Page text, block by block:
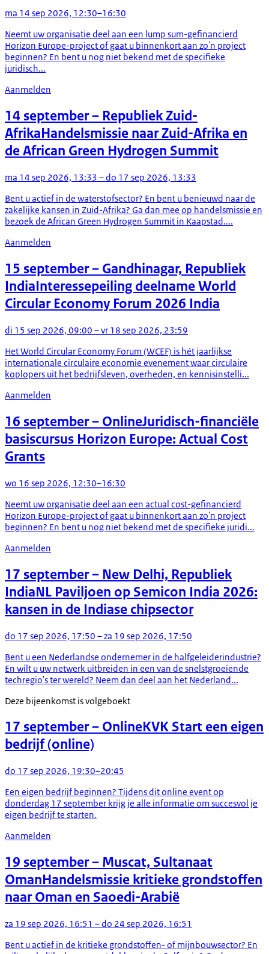
ma 14 sep 2026, 12:30–16:30
Neemt uw organisatie deel aan een lump sum-gefinancierd
Horizon Europe-project of gaat u binnenkort aan zo'n project
beginnen? En bent u nog niet bekend met de specifieke
juridisch...
Aanmelden
14 september– Republiek Zuid-
AfrikaHandelsmissie naar Zuid-Afrika en
de African Green Hydrogen Summit
ma 14 sep 2026, 13:33 – do 17 sep 2026, 13:33
Bent u actief in de waterstofsector? En bent u benieuwd naar de
zakelijke kansen in Zuid-Afrika? Ga dan mee op handelsmissie en
bezoek de African Green Hydrogen Summit in Kaapstad....
Aanmelden
15 september– Gandhinagar, Republiek
IndiaInteressepeiling deelname World
Circular Economy Forum 2026 India
di 15 sep 2026, 09:00 – vr 18 sep 2026, 23:59
Het World Circular Economy Forum (WCEF) is hét jaarlijkse
internationale circulaire economie evenement waar circulaire
koplopers uit het bedrijfsleven, overheden, en kennisinstelli...
Aanmelden
16 september– OnlineJuridisch-financiële
basiscursus Horizon Europe: Actual Cost
Grants
wo 16 sep 2026, 12:30–16:30
Neemt uw organisatie deel aan een actual cost-gefinancierd
Horizon Europe-project of gaat u binnenkort aan zo'n project
beginnen? En bent u nog niet bekend met de specifieke juridi...
Aanmelden
17 september– New Delhi, Republiek
IndiaNL Paviljoen op Semicon India 2026:
kansen in de Indiase chipsector
do 17 sep 2026, 17:50 – za 19 sep 2026, 17:50
Bent u een Nederlandse ondernemer in de halfgeleiderindustrie?
En wilt u uw netwerk uitbreiden in een van de snelstgroeiende
techregio's ter wereld? Neem dan deel aan het Nederland...
Deze bijeenkomst is volgeboekt
17 september– OnlineKVK Start een eigen
bedrijf (online)
do 17 sep 2026, 19:30–20:45
Een eigen bedrijf beginnen? Tijdens dit online event op
donderdag 17 september krijg je alle informatie om succesvol je
eigen bedrijf te starten.
Aanmelden
19 september– Muscat, Sultanaat
OmanHandelsmissie kritieke grondstoffen
naar Oman en Saoedi-Arabië
za 19 sep 2026, 16:51 – do 24 sep 2026, 16:51
Bent u actief in de kritieke grondstoffen- of mijnbouwsector? En